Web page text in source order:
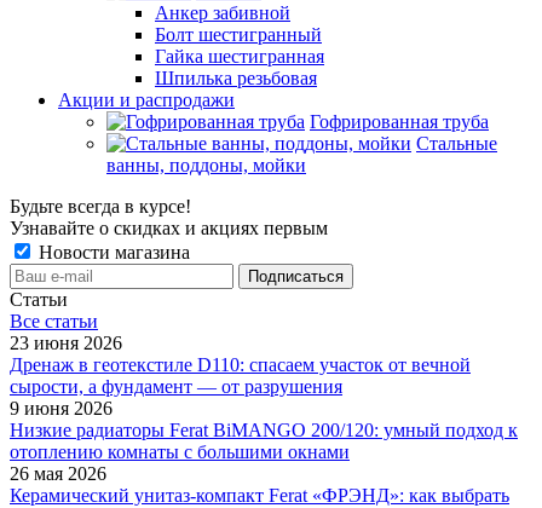
Анкер забивной
Болт шестигранный
Гайка шестигранная
Шпилька резьбовая
Акции и распродажи
Гофрированная труба
Стальные
ванны, поддоны, мойки
Будьте всегда в курсе!
Узнавайте о скидках и акциях первым
Новости магазина
Статьи
Все cтатьи
23 июня 2026
Дренаж в геотекстиле D110: спасаем участок от вечной
сырости, а фундамент — от разрушения
9 июня 2026
Низкие радиаторы Ferat BiMANGO 200/120: умный подход к
отоплению комнаты с большими окнами
26 мая 2026
Керамический унитаз-компакт Ferat «ФРЭНД»: как выбрать